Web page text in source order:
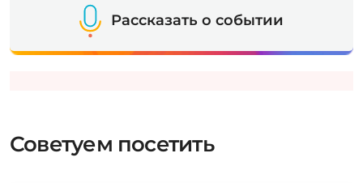
Рассказать о событии
Советуем посетить